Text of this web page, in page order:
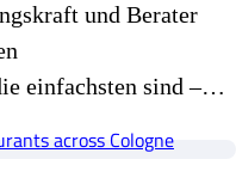
und Berater
einfachsten sind –…